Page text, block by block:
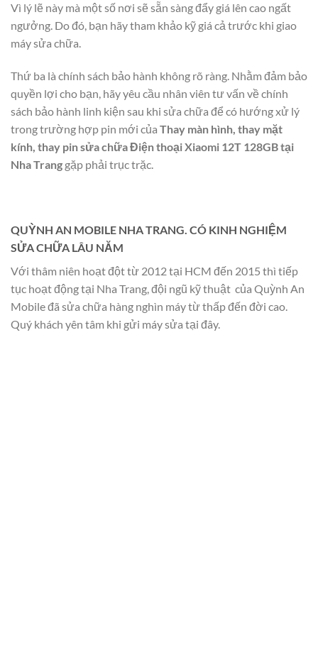
Vì lý lẽ này mà một số nơi sẽ sẵn sàng đẩy giá lên cao ngất
ngưởng. Do đó, bạn hãy tham khảo kỹ giá cả trước khi giao
máy sửa chữa.
Thứ ba là chính sách bảo hành không rõ ràng. Nhằm đảm bảo
quyền lợi cho bạn, hãy yêu cầu nhân viên tư vấn về chính
sách bảo hành linh kiện sau khi sửa chữa để có hướng xử lý
trong trường hợp pin mới của Thay màn hình, thay mặt
kính, thay pin sửa chữa Điện thoại Xiaomi 12T 128GB tại
Nha Trang gặp phải trục trặc.
QUỲNH AN MOBILE NHA TRANG. CÓ KINH NGHIỆM
SỬA CHỮA LÂU NĂM
Với thâm niên hoạt đột từ 2012 tại HCM đến 2015 thì tiếp
tục hoạt động tại Nha Trang, đội ngũ kỹ thuật của Quỳnh An
Mobile đã sửa chữa hàng nghìn máy từ thấp đến đời cao.
Quý khách yên tâm khi gửi máy sửa tại đây.